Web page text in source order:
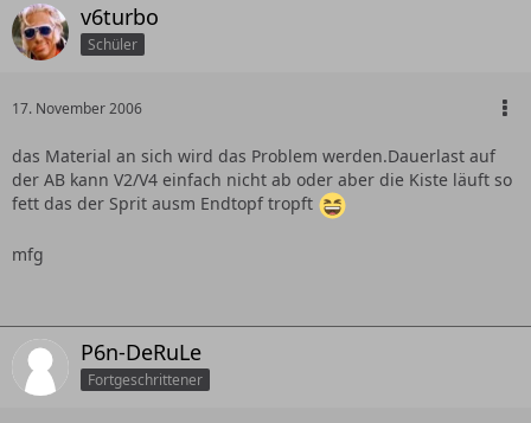
v6turbo
Schüler
17. November 2006
das Material an sich wird das Problem werden.Dauerlast auf
der AB kann V2/V4 einfach nicht ab oder aber die Kiste läuft so
fett das der Sprit ausm Endtopf tropft
mfg
P6n-DeRuLe
Fortgeschrittener